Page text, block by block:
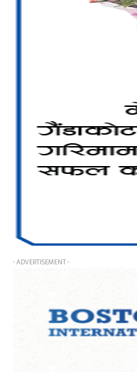
- ADVERTISEMENT -